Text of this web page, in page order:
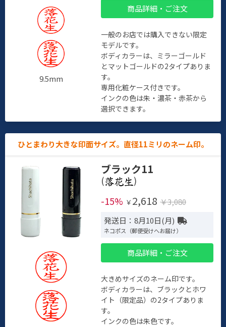
9.5mm
商品詳細・ご注文
一般のお店では購入できない限定
モデルです。
ボディカラーは、ミラーゴールド
とマットゴールドの2タイプありま
す。
専用化粧ケース付きです。
インクの色は朱・濃茶・赤茶から
選択できます。
ひとまわり大きな印面サイズ。直径11ミリのネーム印。
ブラック11
(
)
-15% ￥ 2,618 ￥3,080
発送日：8月10日(月)
ネコポス（郵便受けへお届け）
商品詳細・ご注文
大きめサイズのネーム印です。
ボディカラーは、ブラックとホワ
イト（限定品）の2タイプありま
す。
インクの色は朱色です。